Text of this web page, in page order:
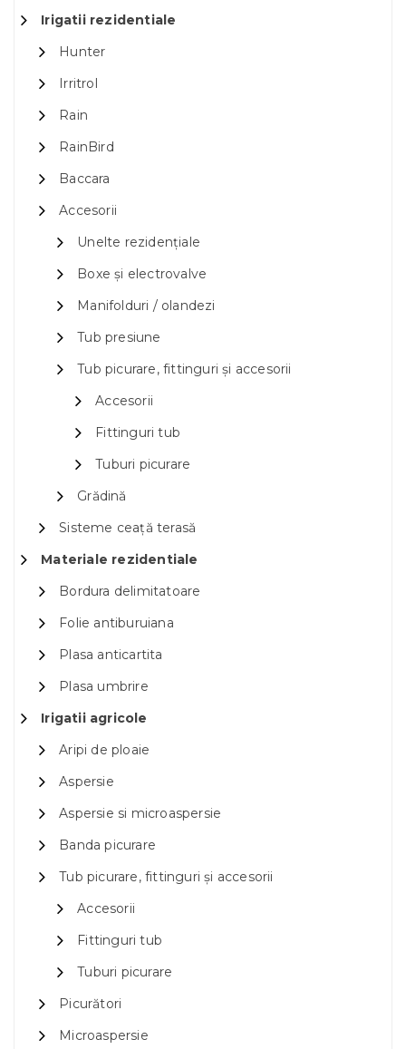
Irigatii rezidentiale
Hunter
Irritrol
Rain
RainBird
Baccara
Accesorii
Unelte rezidențiale
Boxe și electrovalve
Manifolduri / olandezi
Tub presiune
Tub picurare, fittinguri și accesorii
Accesorii
Fittinguri tub
Tuburi picurare
Grădină
Sisteme ceață terasă
Materiale rezidentiale
Bordura delimitatoare
Folie antiburuiana
Plasa anticartita
Plasa umbrire
Irigatii agricole
Aripi de ploaie
Aspersie
Aspersie si microaspersie
Banda picurare
Tub picurare, fittinguri și accesorii
Accesorii
Fittinguri tub
Tuburi picurare
Picurători
Microaspersie